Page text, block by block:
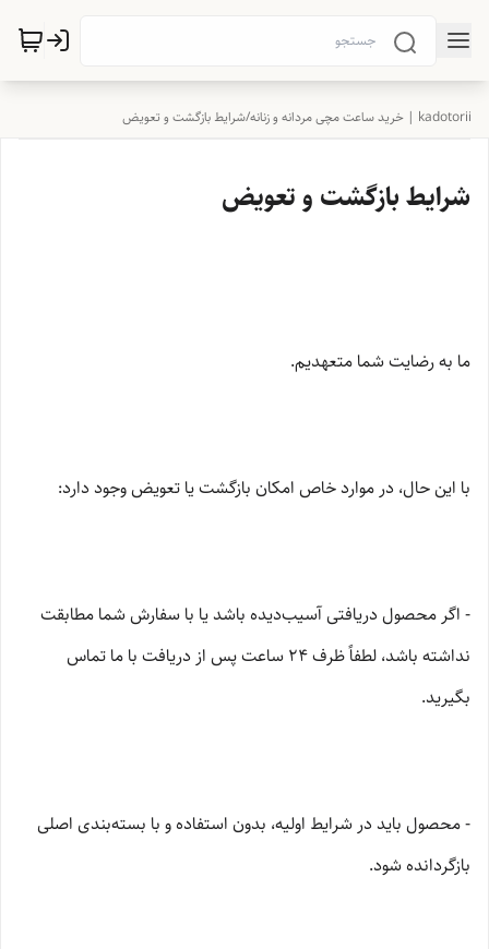
kadotorii | خرید ساعت مچی مردانه و زنانه /شرایط بازگشت و تعویض
شرایط بازگشت و تعویض
ما به رضایت شما متعهدیم.
با این حال، در موارد خاص امکان بازگشت یا تعویض وجود دارد:
- اگر محصول دریافتی آسیب‌دیده باشد یا با سفارش شما مطابقت
نداشته باشد، لطفاً ظرف ۲۴ ساعت پس از دریافت با ما تماس
بگیرید.
- محصول باید در شرایط اولیه، بدون استفاده و با بسته‌بندی اصلی
بازگردانده شود.